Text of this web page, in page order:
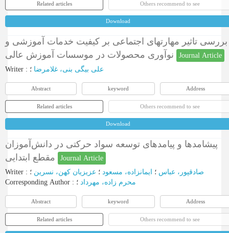
Related articles Others recommend to see
Download
بررسی تاثیر مهارتهای اجتماعی بر کیفیت خدمات آموزشی و
Journal Article
Writer : علی بیگی بنی، غلامرضا ؛
Abstract keyword Address
Related articles Others recommend to see
Download
پیشامدها و پیامدهای توسعه سواد حرکتی در دانش‌آموزان
Journal Article
Writer : صادقپور، عباس ؛ ایمانزاده، مسعود ؛ عزیزیان کهن، نسرین ؛
Corresponding Author : محرم زاده، مهرداد ؛
Abstract keyword Address
Related articles Others recommend to see